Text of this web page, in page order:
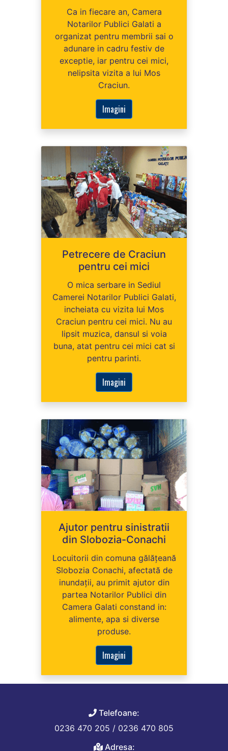
Ca in fiecare an, Camera
Notarilor Publici Galati a
organizat pentru membrii sai o
adunare in cadru festiv de
exceptie, iar pentru cei mici,
nelipsita vizita a lui Mos
Craciun.
Imagini
Petrecere de Craciun
pentru cei mici
O mica serbare in Sediul
Camerei Notarilor Publici Galati,
incheiata cu vizita lui Mos
Craciun pentru cei mici. Nu au
lipsit muzica, dansul si voia
buna, atat pentru cei mici cat si
pentru parinti.
Imagini
Ajutor pentru sinistratii
din Slobozia-Conachi
Locuitorii din comuna gălăţeană
Slobozia Conachi, afectată de
inundații, au primit ajutor din
partea Notarilor Publici din
Camera Galati constand in:
alimente, apa si diverse
produse.
Imagini
Telefoane:
0236 470 205 / 0236 470 805
Adresa: